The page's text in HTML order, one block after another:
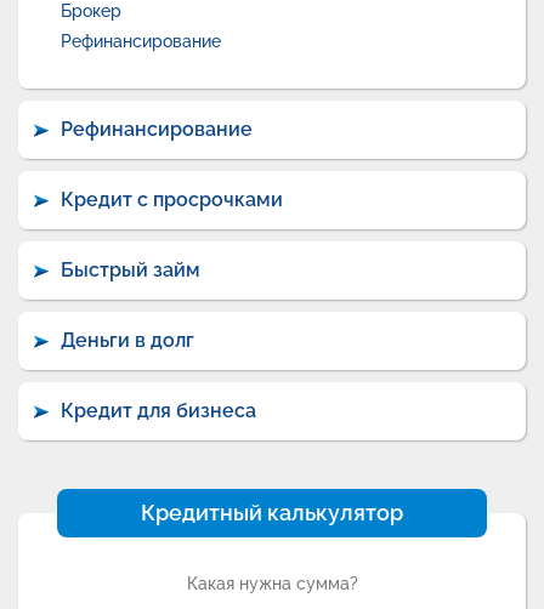
Брокер
Рефинансирование
Рефинансирование
Кредит с просрочками
Быстрый займ
Деньги в долг
Кредит для бизнеса
Кредитный калькулятор
Какая нужна сумма?